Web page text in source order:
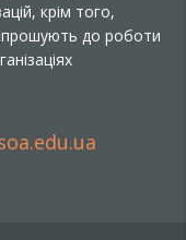
крім того,
до роботи